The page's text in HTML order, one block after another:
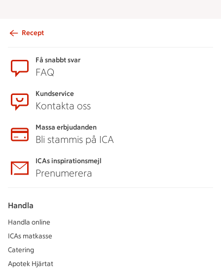
Recept
Få snabbt svar
FAQ
Kundservice
Kontakta oss
Massa erbjudanden
Bli stammis på ICA
ICAs inspirationsmejl
Prenumerera
Handla
Handla online
ICAs matkasse
Catering
Apotek Hjärtat